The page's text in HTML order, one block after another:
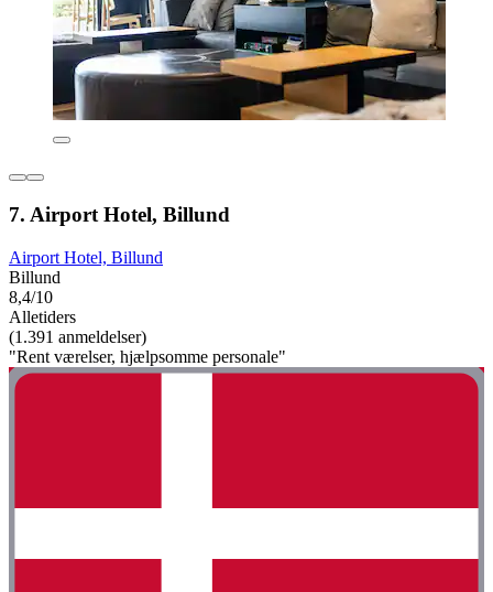
7. Airport Hotel, Billund
Airport Hotel, Billund
Billund
8,4/10
Alletiders
(1.391 anmeldelser)
"Rent værelser, hjælpsomme personale"